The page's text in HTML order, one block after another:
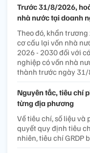
Trước 31/8/2026,
nhà nước tại doanh
Theo đó, khẩn
cơ cấu lại vốn nhà
2026 - 2030 đối với
nghiệp có vốn nhà
thành trước ngày
Nguyên tắc, tiêu chí
từng địa phương
Về tiêu chí, số liệu
quyết quy định tiêu
nhiên, tiêu chí GRDP